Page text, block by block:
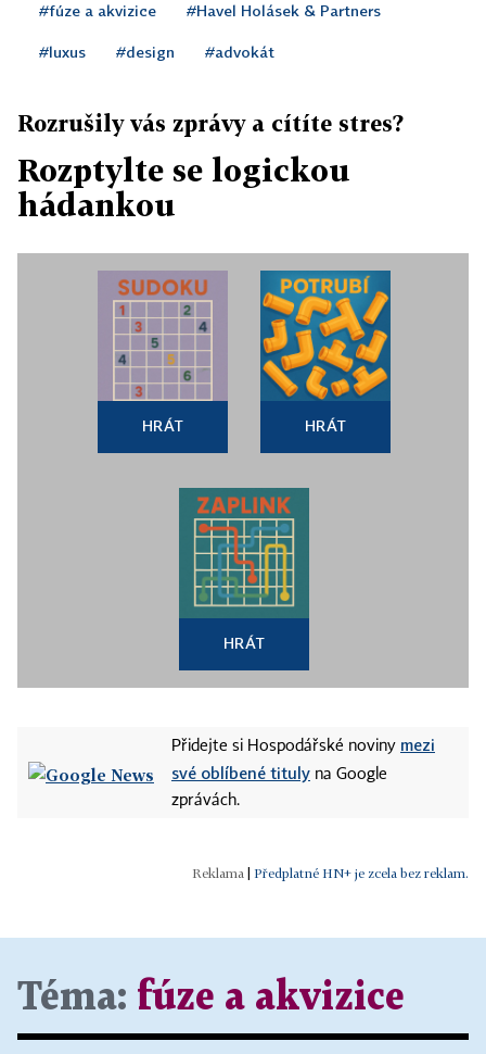
#fúze a akvizice #Havel Holásek & Partners
#luxus #design #advokát
Rozrušily vás zprávy a cítíte stres?
Rozptylte se logickou
hádankou
HRÁT HRÁT
HRÁT
Přidejte si Hospodářské noviny mezi
své oblíbené tituly na Google
zprávách.
Předplatné HN+ je zcela bez reklam.
Téma: fúze a akvizice